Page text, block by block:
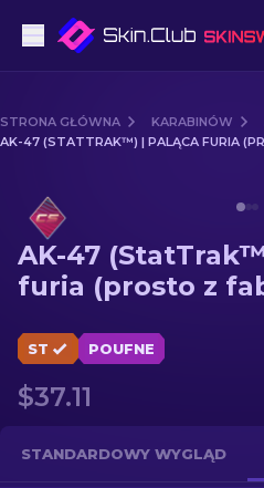
Średni poziom
karabinów
rękawiczek
STRONA GŁÓWNA KARABINÓW
AK-47 (STATTRAK™) | PALĄCA FURIA
AK-47
furia (prosto z
ST POUFNE
$37.11
STANDARDOWY WYGLĄD